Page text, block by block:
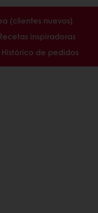
(clientes nuevos)
inspiradoras
Histórico de pedidos